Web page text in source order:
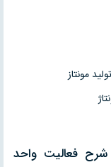
مونتاز
فعالیت واحد